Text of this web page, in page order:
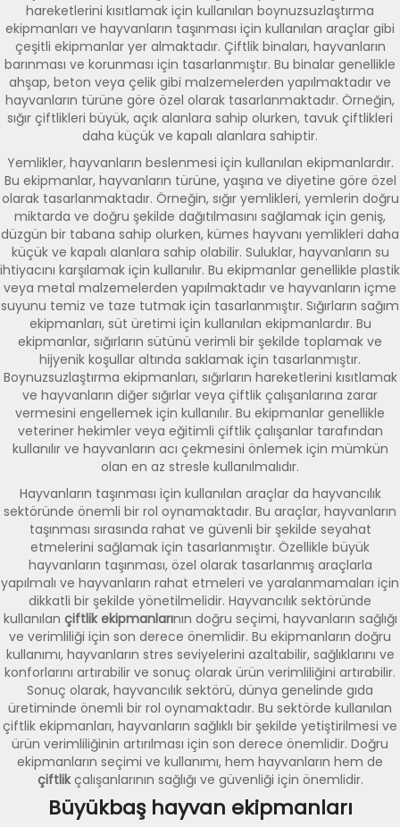
hareketlerini kısıtlamak için kullanılan boynuzsuzlaştırma
ekipmanları ve hayvanların taşınması için kullanılan araçlar gibi
çeşitli ekipmanlar yer almaktadır. Çiftlik binaları, hayvanların
barınması ve korunması için tasarlanmıştır. Bu binalar genellikle
ahşap, beton veya çelik gibi malzemelerden yapılmaktadır ve
hayvanların türüne göre özel olarak tasarlanmaktadır. Örneğin,
sığır çiftlikleri büyük, açık alanlara sahip olurken, tavuk çiftlikleri
daha küçük ve kapalı alanlara sahiptir.
Yemlikler, hayvanların beslenmesi için kullanılan ekipmanlardır.
Bu ekipmanlar, hayvanların türüne, yaşına ve diyetine göre özel
olarak tasarlanmaktadır. Örneğin, sığır yemlikleri, yemlerin doğru
miktarda ve doğru şekilde dağıtılmasını sağlamak için geniş,
düzgün bir tabana sahip olurken, kümes hayvanı yemlikleri daha
küçük ve kapalı alanlara sahip olabilir. Suluklar, hayvanların su
ihtiyacını karşılamak için kullanılır. Bu ekipmanlar genellikle plastik
veya metal malzemelerden yapılmaktadır ve hayvanların içme
suyunu temiz ve taze tutmak için tasarlanmıştır. Sığırların sağım
ekipmanları, süt üretimi için kullanılan ekipmanlardır. Bu
ekipmanlar, sığırların sütünü verimli bir şekilde toplamak ve
hijyenik koşullar altında saklamak için tasarlanmıştır.
Boynuzsuzlaştırma ekipmanları, sığırların hareketlerini kısıtlamak
ve hayvanların diğer sığırlar veya çiftlik çalışanlarına zarar
vermesini engellemek için kullanılır. Bu ekipmanlar genellikle
veteriner hekimler veya eğitimli çiftlik çalışanlar tarafından
kullanılır ve hayvanların acı çekmesini önlemek için mümkün
olan en az stresle kullanılmalıdır.
Hayvanların taşınması için kullanılan araçlar da hayvancılık
sektöründe önemli bir rol oynamaktadır. Bu araçlar, hayvanların
taşınması sırasında rahat ve güvenli bir şekilde seyahat
etmelerini sağlamak için tasarlanmıştır. Özellikle büyük
hayvanların taşınması, özel olarak tasarlanmış araçlarla
yapılmalı ve hayvanların rahat etmeleri ve yaralanmamaları için
dikkatli bir şekilde yönetilmelidir. Hayvancılık sektöründe
kullanılan çiftlik ekipmanlarının doğru seçimi, hayvanların sağlığı
ve verimliliği için son derece önemlidir. Bu ekipmanların doğru
kullanımı, hayvanların stres seviyelerini azaltabilir, sağlıklarını ve
konforlarını artırabilir ve sonuç olarak ürün verimliliğini artırabilir.
Sonuç olarak, hayvancılık sektörü, dünya genelinde gıda
üretiminde önemli bir rol oynamaktadır. Bu sektörde kullanılan
çiftlik ekipmanları, hayvanların sağlıklı bir şekilde yetiştirilmesi ve
ürün verimliliğinin artırılması için son derece önemlidir. Doğru
ekipmanların seçimi ve kullanımı, hem hayvanların hem de
çiftlikçalışanlarının sağlığı ve güvenliği için önemlidir.
Büyükbaş hayvan ekipmanları